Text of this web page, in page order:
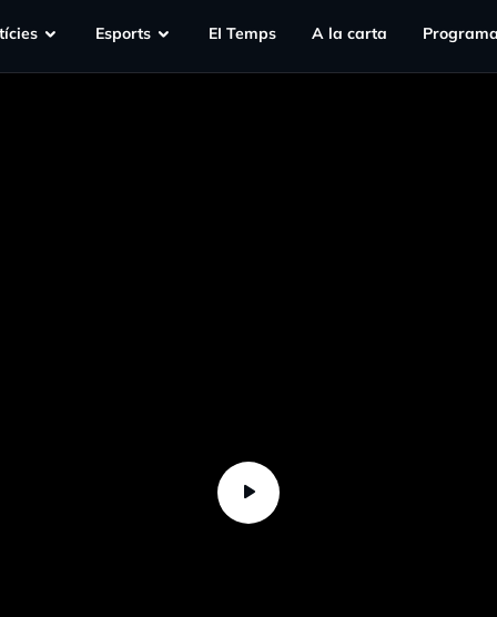
Esports EI Temps A la carta